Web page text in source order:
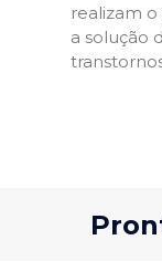
realizam
a solução